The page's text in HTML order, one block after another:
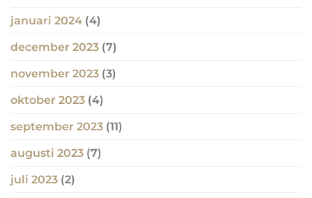
januari 2024 (4)
december 2023 (7)
november 2023 (3)
oktober 2023 (4)
september 2023 (11)
augusti 2023 (7)
juli 2023 (2)